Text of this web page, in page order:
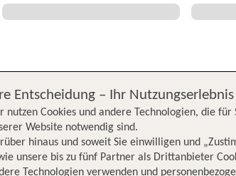
Entscheidung – Ihr
nutzen Cookies und andere Technologien, die für
Website notwendig sind.
hinaus und soweit Sie einwilligen und
unsere bis zu fünf Partner als Drittanbieter
Technologien verwenden und